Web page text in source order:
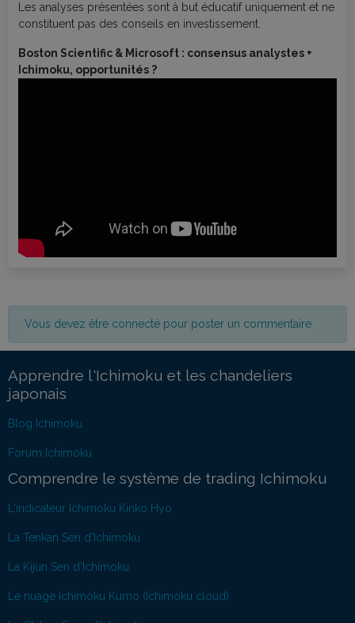
Les analyses présentées sont à but éducatif uniquement et ne
constituent pas des conseils en investissement.
Boston Scientific & Microsoft : consensus analystes +
Ichimoku, opportunités ?
Vous devez être connecté pour poster un commentaire
Apprendre l'Ichimoku et les chandeliers
japonais
Blog Ichimoku
Forum Ichimoku
Comprendre le système de trading Ichimoku
L'indicateur Ichimoku Kinko Hyo
La Tenkan Sen d'Ichimoku
La Kijun Sen d'Ichimoku
Le nuage Ichimoku Kumo (Ichimoku cloud)